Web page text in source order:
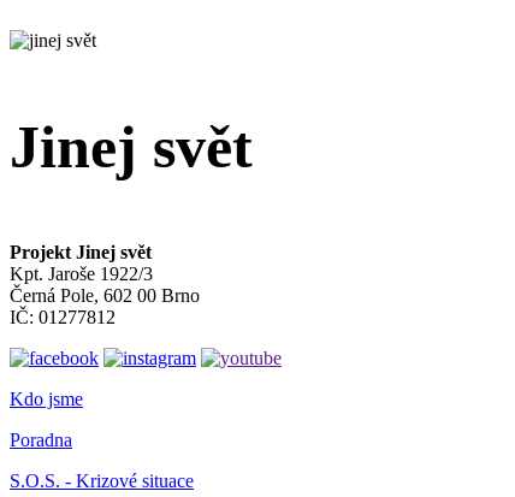
Jinej svět
Projekt Jinej svět
Kpt. Jaroše 1922/3
Černá Pole, 602 00 Brno
IČ: 01277812
Kdo jsme
Poradna
S.O.S. - Krizové situace